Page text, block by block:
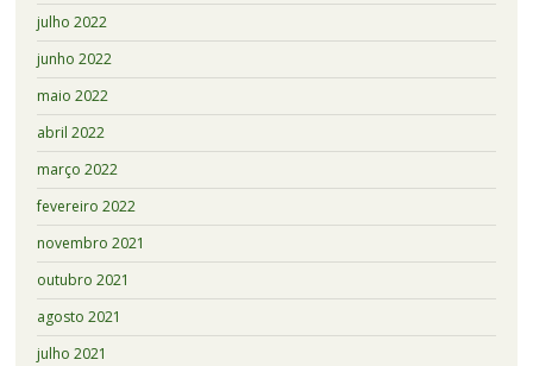
julho 2022
junho 2022
maio 2022
abril 2022
março 2022
fevereiro 2022
novembro 2021
outubro 2021
agosto 2021
julho 2021